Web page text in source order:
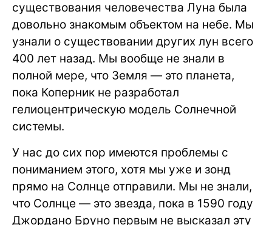
существования человечества Луна была
довольно знакомым объектом на небе. Мы
узнали о существовании других лун всего
400 лет назад. Мы вообще не знали в
полной мере, что Земля — это планета,
пока Коперник не разработал
гелиоцентрическую модель Солнечной
системы.
У нас до сих пор имеются проблемы с
пониманием этого, хотя мы уже и зонд
прямо на Солнце отправили. Мы не знали,
что Солнце — это звезда, пока в 1590 году
Джордано Бруно первым не высказал эту